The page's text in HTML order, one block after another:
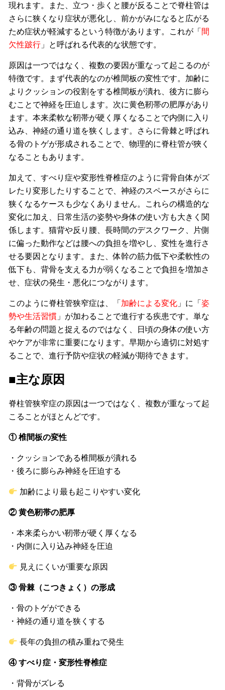
現れます。また、立つ・歩くと腰が反ることで脊柱管は
さらに狭くなり症状が悪化し、前かがみになると広がる
ため症状が軽減するという特徴があります。これが「 間
欠性跛行」と呼ばれる代表的な状態です。
原因は一つではなく、複数の要因が重なって起こるのが
特徴です。まず代表的なのが椎間板の変性です。加齢に
よりクッションの役割をする椎間板が潰れ、後方に膨ら
むことで神経を圧迫します。次に黄色靭帯の肥厚があり
ます。本来柔軟な靭帯が硬く厚くなることで内側に入り
込み、神経の通り道を狭くします。さらに骨棘と呼ばれ
る骨のトゲが形成されることで、物理的に脊柱管が狹く
なることもあります。
加えて、すべり症や変形性脊椎症のように背骨自体がズ
レたり変形したりすることで、神経のスペースがさらに
狭くなるケースも少なくありません。これらの構造的な
変化に加え、日常生活の姿勢や身体の使い方も大きく関
係します。猫背や反り腰、長時間のデスクワーク、片側
に偏った動作などは腰への負担を増やし、変性を進行さ
せる要因となります。また、体幹の筋力低下や柔軟性の
低下も、背骨を支える力が弱くなることで負担を増加さ
せ、症状の発生・悪化につながります。
このように脊柱管狭窄症は、「 加齢による変化」に「 姿
勢や生活習慣」が加わることで進行する疾患です。単な
る年齢の問題と捉えるのではなく、日頃の身体の使い方
やケアが非常に重要になります。早期から適切に対処す
ることで、進行予防や症状の軽減が期待できます。
■主な原因
脊柱管狭窄症の原因は一つではなく、複数が重なって起
こることがほとんどです。
① 椎間板の変性
・クッションである椎間板が潰れる
・後ろに膨らみ神経を圧迫する
加齢により最も起こりやすい変化
② 黄色靭帯の肥厚
・本来柔らかい靭帯が硬く厚くなる
・内側に入り込み神経を圧迫
見えにくいが重要な原因
③ 骨棘（こつきょく）の形成
・骨のトゲができる
・神経の通り道を狭くする
長年の負担の積み重ねで発生
④ すべり症・変形性脊椎症
・背骨がズレる